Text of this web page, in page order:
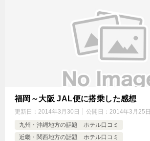
福岡～大阪 JAL便に搭乗した感想
更新日： 2014年3月30日 公開日： 2014年3月25日
九州・沖縄地方の話題 ホテル口コミ
近畿・関西地方の話題 ホテル口コミ